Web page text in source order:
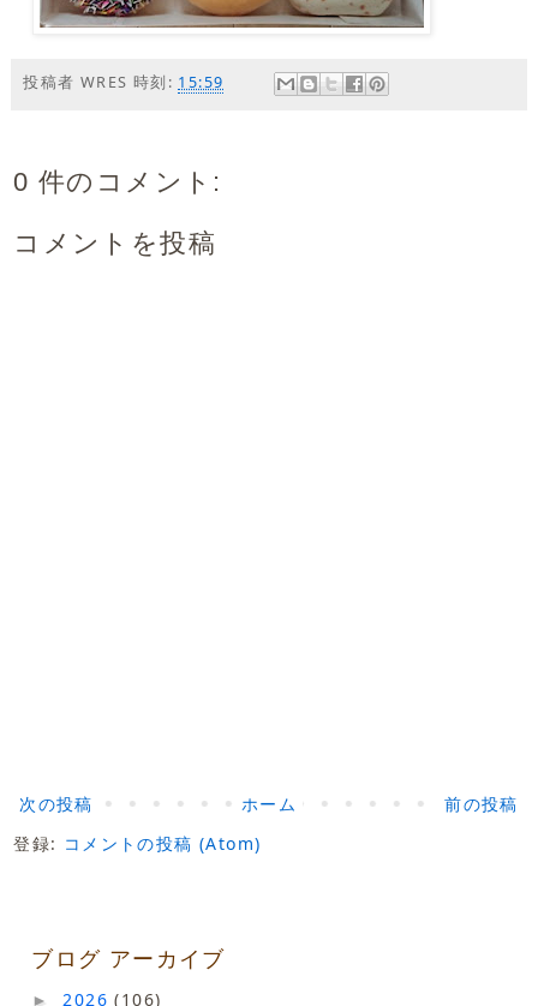
投稿者 WRES 時刻: 15:59
0 件のコメント:
コメントを投稿
次の投稿 前の投稿
ホーム
登録: コメントの投稿 (Atom)
ブログ アーカイブ
► 2026(106)